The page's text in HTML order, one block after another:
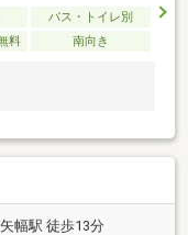
バス・トイレ別
料 南向き
幅駅 徒歩13分